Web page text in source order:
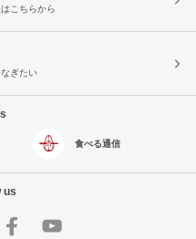
こちらから
ぎたい
食べる通信
us